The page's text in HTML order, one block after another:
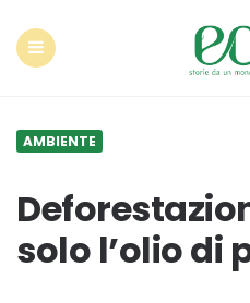
AMBIENTE
solo l’olio di